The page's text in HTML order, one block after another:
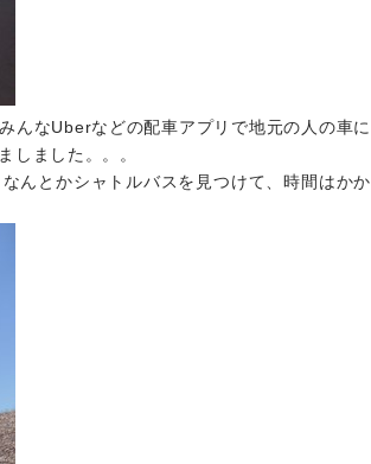
んなUberなどの配車アプリで地元の人の車に
しました。。。
んとかシャトルバスを見つけて、時間はかか